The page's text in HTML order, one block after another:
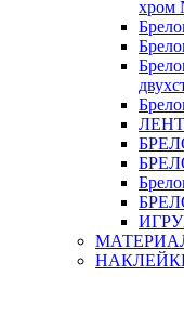
хром